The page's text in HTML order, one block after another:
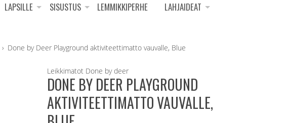
LAPSILLE SISUSTUS LEMMIKKIPERHE
LAHJAIDEAT
Done by Deer Playground aktiviteettimatto vauvalle, Blue
Leikkimatot Done by deer
DONE BY DEER PLAYGROUND
AKTIVITEETTIMATTO VAUVALLE,